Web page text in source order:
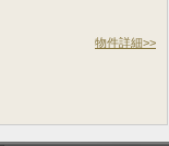
物件詳細>>